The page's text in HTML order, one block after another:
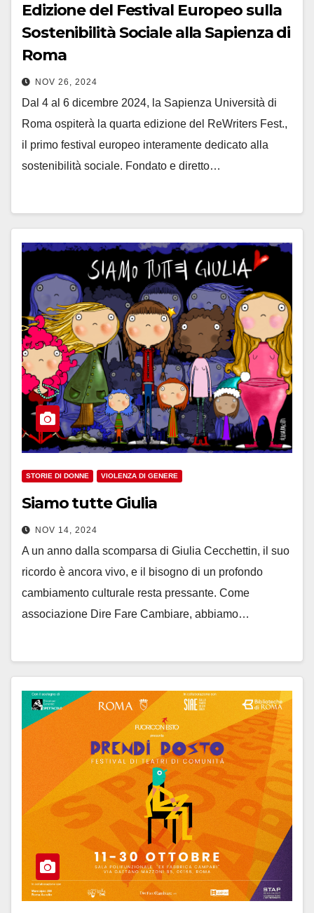
Edizione del Festival Europeo sulla
Sostenibilità Sociale alla Sapienza di
Roma
NOV 26, 2024
Dal 4 al 6 dicembre 2024, la Sapienza Università di
Roma ospiterà la quarta edizione del ReWriters Fest.,
il primo festival europeo interamente dedicato alla
sostenibilità sociale. Fondato e diretto…
STORIE DI DONNE VIOLENZA DI GENERE
Siamo tutte Giulia
NOV 14, 2024
A un anno dalla scomparsa di Giulia Cecchettin, il suo
ricordo è ancora vivo, e il bisogno di un profondo
cambiamento culturale resta pressante. Come
associazione Dire Fare Cambiare, abbiamo…